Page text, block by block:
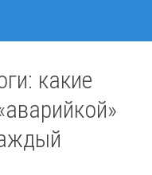
какие